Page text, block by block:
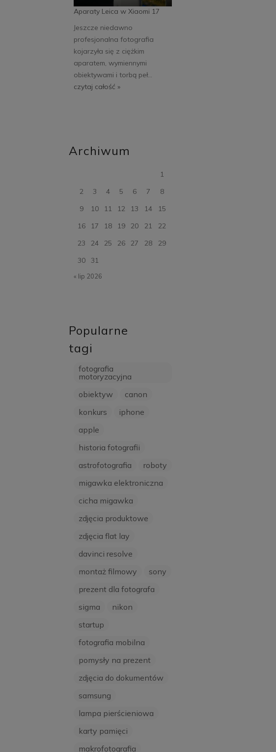
Aparaty Leica w Xiaomi 17
Jeszcze niedawno
profesjonalna fotografia
kojarzyła się z ciężkim
aparatem, wymiennymi
obiektywami i torbą peł...
czytaj całość »
Archiwum
1
2
3 4 5 6 7
8
9
10 11 12 13 14
15
16
17 18 19 20 21
22
23
24 25 26 27 28
29
30
31
« lip 2026
Popularne
tagi
fotografia
motoryzacyjna
obiektyw
canon
konkurs
iphone
apple
historia fotografii
astrofotografia
roboty
migawka elektroniczna
cicha migawka
zdjęcia produktowe
zdjęcia flat lay
davinci resolve
montaż filmowy
sony
prezent dla fotografa
sigma
nikon
startup
fotografia mobilna
pomysły na prezent
zdjęcia do dokumentów
samsung
lampa pierścieniowa
karty pamięci
makrofotografia